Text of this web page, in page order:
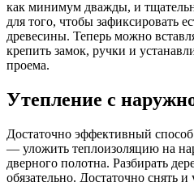
как минимум дважды, и
для того, чтобы зафиксировать
древесины. Теперь можно
крепить замок, ручки и
проема.
Утепление с
Достаточно эффективный
— уложить теплоизоляцию на
дверного полотна. Разбирать
обязательно. Достаточно снять